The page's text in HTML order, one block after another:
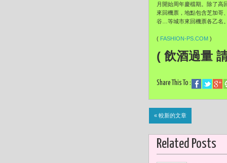
月開始周年慶檔期。除了高
來回機票，地點包含芝加哥
谷…等城市來回機票各乙名
( FASHION-PS.COM )
( 飲酒過量
Share This To :
« 較新的文章
Related Posts